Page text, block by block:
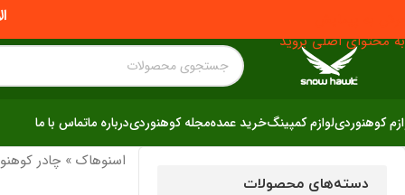
به محتوای اصلی بروید
کوهنوردیلوازم کمپینگخرید عمدهمجله کوهنوردیدرباره ماتماس با ما
دسته‌های محصولات
اسنوهاک »چادر